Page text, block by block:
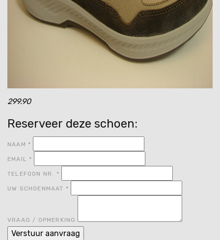
299.90
Reserveer deze schoen:
NAAM *
EMAIL *
TELEFOON NR. *
UW SCHOENMAAT *
VRAAG / OPMERKING